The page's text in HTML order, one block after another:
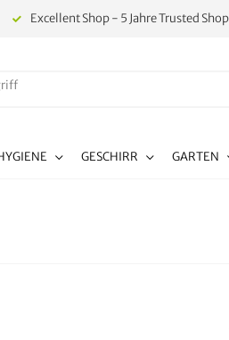
Excellent Shop - 5 Jahre Trusted
GESCHIRR GARTEN